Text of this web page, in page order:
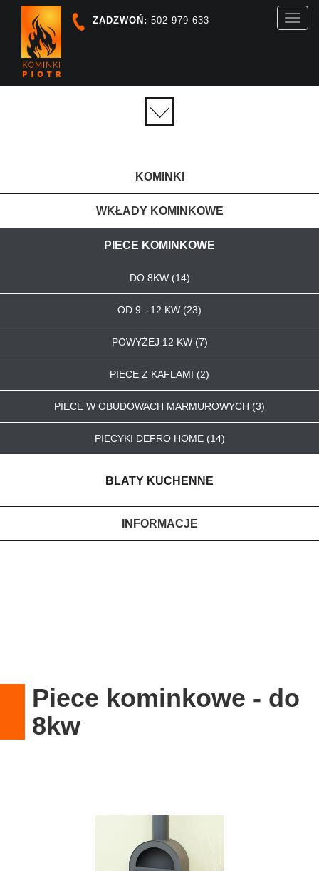
ZADZWOŃ: 502 979 633
KOMINKI
WKŁADY KOMINKOWE
PIECE KOMINKOWE
DO 8KW (14)
OD 9 - 12 KW (23)
POWYŻEJ 12 KW (7)
PIECE Z KAFLAMI (2)
PIECE W OBUDOWACH MARMUROWYCH (3)
PIECYKI DEFRO HOME (14)
BLATY KUCHENNE
INFORMACJE
Piece kominkowe - do
8kw